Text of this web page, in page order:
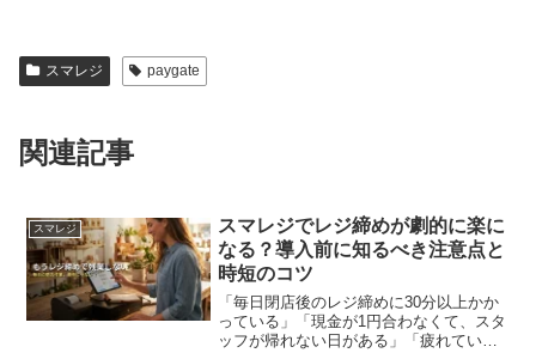
スマレジ paygate
関連記事
スマレジ
スマレジでレジ締めが劇的に楽に
なる？導入前に知るべき注意点と
時短のコツ
「毎日閉店後のレジ締めに30分以上かか
っている」「現金が1円合わなくて、スタ
ッフが帰れない日がある」「疲れている